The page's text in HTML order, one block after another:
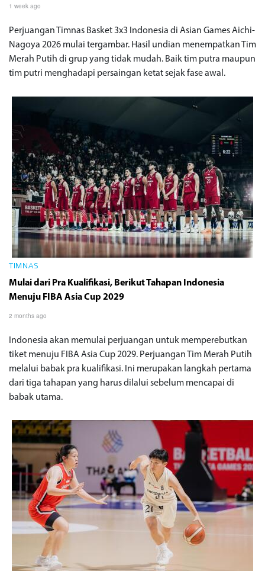
1 week ago
Perjuangan Timnas Basket 3x3 Indonesia di Asian Games Aichi-
Nagoya 2026 mulai tergambar. Hasil undian menempatkan Tim
Merah Putih di grup yang tidak mudah. Baik tim putra maupun
tim putri menghadapi persaingan ketat sejak fase awal.
TIMNAS
Mulai dari Pra Kualifikasi, Berikut Tahapan Indonesia
Menuju FIBA Asia Cup 2029
2 months ago
Indonesia akan memulai perjuangan untuk memperebutkan
tiket menuju FIBA Asia Cup 2029. Perjuangan Tim Merah Putih
melalui babak pra kualifikasi. Ini merupakan langkah pertama
dari tiga tahapan yang harus dilalui sebelum mencapai di
babak utama.